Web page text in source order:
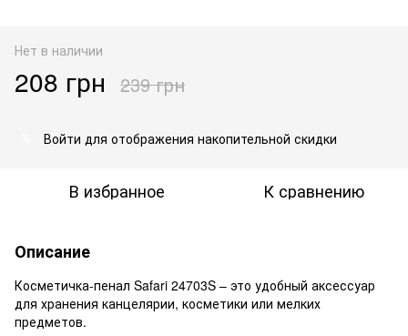
Нет в наличии
208 грн 239 грн
Войти для отображения накопительной скидки
В избранное К сравнению
Описание
Косметичка-пенал Safari 24703S – это удобный аксессуар
для хранения канцелярии, косметики или мелких
предметов.